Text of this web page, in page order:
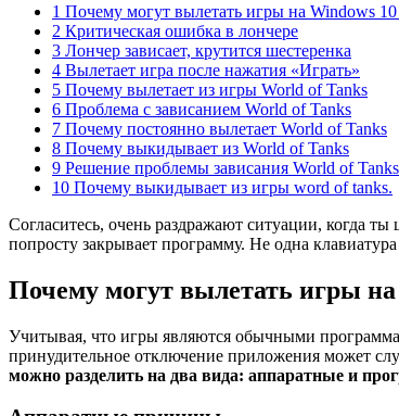
1 Почему могут вылетать игры на Windows 10
2 Критическая ошибка в лончере
3 Лончер зависает, крутится шестеренка
4 Вылетает игра после нажатия «Играть»
5 Почему вылетает из игры World of Tanks
6 Проблема с зависанием World of Tanks
7 Почему постоянно вылетает World of Tanks
8 Почему выкидывает из World of Tanks
9 Решение проблемы зависания World of Tanks
10 Почему выкидывает из игры word of tanks.
Согласитесь, очень раздражают ситуации, когда
попросту закрывает программу. Не одна
Почему могут вылетать игры
Учитывая, что игры являются обычными
принудительное отключение приложения может
можно разделить на два вида: аппаратные и